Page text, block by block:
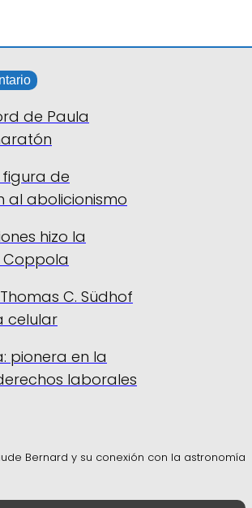
de Paula
de
al abolicionismo
hizo la
Coppola
C. Südhof
celular
pionera en la
laborales
Bernard y su conexión con la astronomía